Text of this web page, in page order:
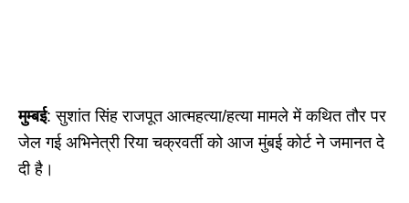
मुम्बई: सुशांत सिंह राजपूत आत्महत्या/हत्या मामले में कथित तौर पर
जेल गई अभिनेत्री रिया चक्रवर्ती को आज मुंबई कोर्ट ने जमानत दे
दी है।